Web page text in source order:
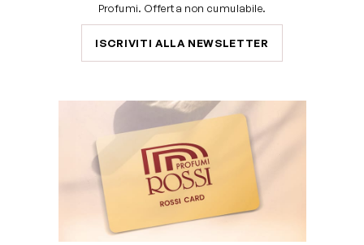
Profumi. Offerta non cumulabile.
ISCRIVITI ALLA NEWSLETTER